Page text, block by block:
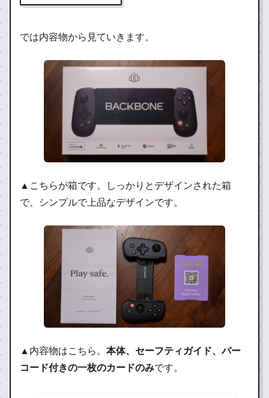
では内容物から見ていきます。
▲こちらが箱です。しっかりとデザインされた箱
で、シンプルで上品なデザインです。
▲内容物はこちら。 本体、セーフティガイド、バー
コード付きの一枚のカードのみです。